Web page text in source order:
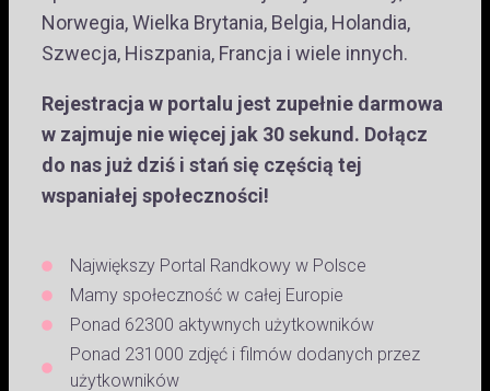
Norwegia, Wielka Brytania, Belgia, Holandia,
Szwecja, Hiszpania, Francja i wiele innych.
Rejestracja w portalu jest zupełnie darmowa
w zajmuje nie więcej jak 30 sekund. Dołącz
do nas już dziś i stań się częścią tej
wspaniałej społeczności!
Największy Portal Randkowy w Polsce
Mamy społeczność w całej Europie
Ponad 62300 aktywnych użytkowników
Ponad 231000 zdjęć i filmów dodanych przez
użytkowników